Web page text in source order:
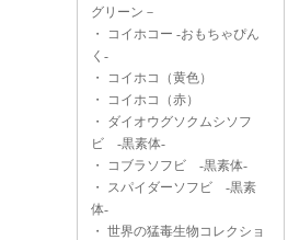
グリーン－
・
コイホコー -おもちゃぴん
く-
・
コイホコ（黄色）
・
コイホコ（赤）
・ ダイオウグソクムシソフ
ビ -黒素体-
・
コブラソフビ -黒素体-
・ スパイダーソフビ -黒素
体-
・ 世界の猛毒生物コレクショ